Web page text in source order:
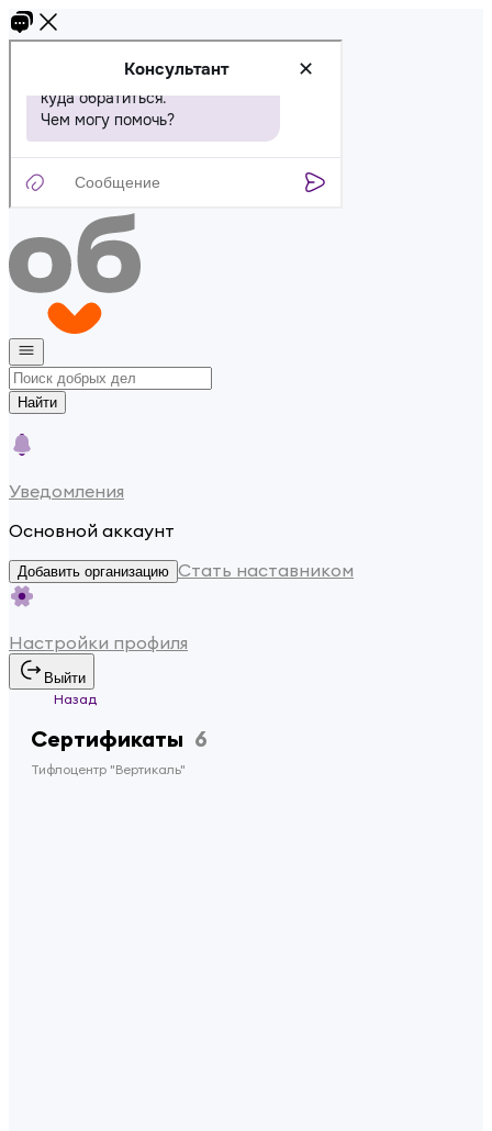
Найти
Уведомления
Основной аккаунт
Добавить организацию Стать наставником
Настройки профиля
Выйти
Назад
Сертификаты 6
Тифлоцентр "Вертикаль"